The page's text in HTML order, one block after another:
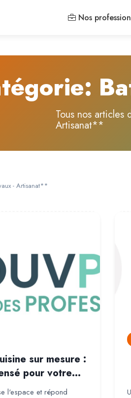
Nos
Tous nos articles
Artisanat**
- Artisanat**
sur mesure :
pour votre
quotidien
l'espace et répond